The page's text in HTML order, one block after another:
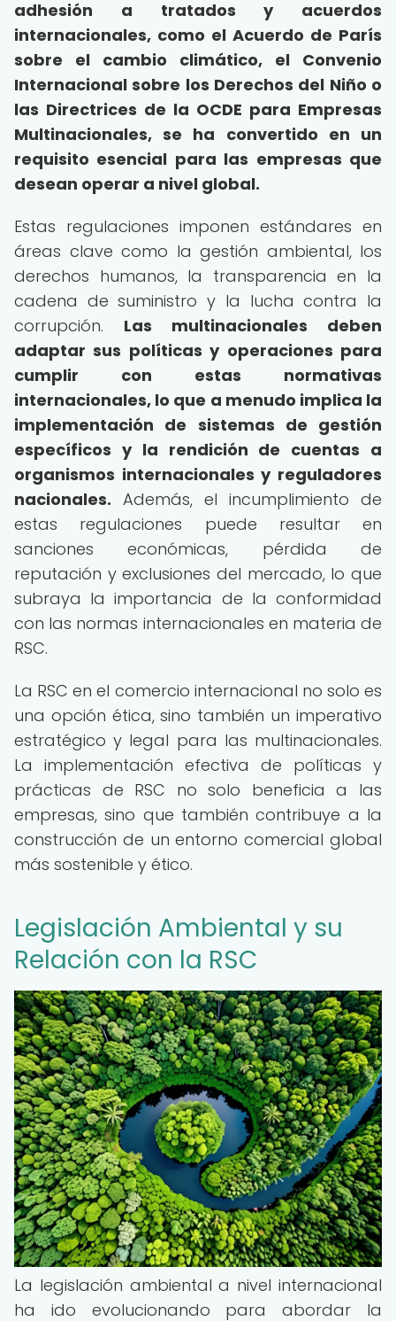
adhesión a tratados y acuerdos
internacionales, como el Acuerdo de París
sobre el cambio climático, el Convenio
Internacional sobre los Derechos del Niño o
las Directrices de la OCDE para Empresas
Multinacionales, se ha convertido en un
requisito esencial para las empresas que
desean operar a nivel global.
Estas regulaciones imponen estándares en
áreas clave como la gestión ambiental, los
derechos humanos, la transparencia en la
cadena de suministro y la lucha contra la
corrupción. Las multinacionales deben
adaptar sus políticas y operaciones para
cumplir con estas normativas
internacionales, lo que a menudo implica la
implementación de sistemas de gestión
específicos y la rendición de cuentas a
organismos internacionales y reguladores
nacionales. Además, el incumplimiento de
estas regulaciones puede resultar en
sanciones económicas, pérdida de
reputación y exclusiones del mercado, lo que
subraya la importancia de la conformidad
con las normas internacionales en materia de
RSC.
La RSC en el comercio internacional no solo es
una opción ética, sino también un imperativo
estratégico y legal para las multinacionales.
La implementación efectiva de políticas y
prácticas de RSC no solo beneficia a las
empresas, sino que también contribuye a la
construcción de un entorno comercial global
más sostenible y ético.
Legislación Ambiental y su
Relación con la RSC
La legislación ambiental a nivel internacional
ha ido evolucionando para abordar la